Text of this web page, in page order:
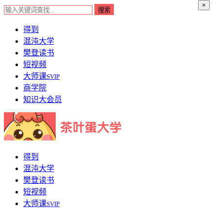
×
得到
混沌大学
樊登读书
短视频
大师课SVIP
商学院
知识大会员
得到
混沌大学
樊登读书
短视频
大师课SVIP